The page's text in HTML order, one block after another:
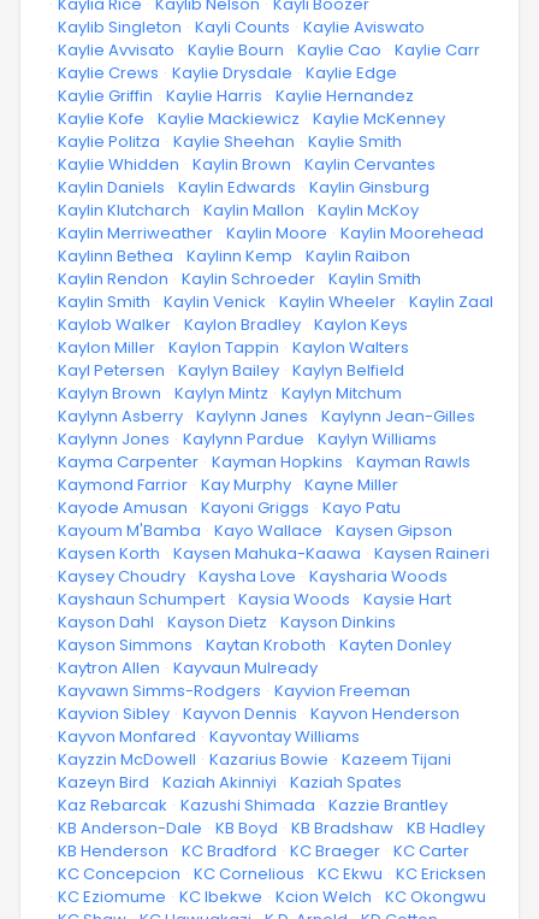
· Kaylib Singleton · Kayli Counts · Kaylie Aviswato
· Kaylie Avvisato · Kaylie Bourn · Kaylie Cao · Kaylie Carr
· Kaylie Crews · Kaylie Drysdale · Kaylie Edge
· Kaylie Griffin · Kaylie Harris · Kaylie Hernandez
· Kaylie Kofe · Kaylie Mackiewicz · Kaylie McKenney
· Kaylie Politza · Kaylie Sheehan · Kaylie Smith
· Kaylie Whidden · Kaylin Brown · Kaylin Cervantes
· Kaylin Daniels · Kaylin Edwards · Kaylin Ginsburg
· Kaylin Klutcharch · Kaylin Mallon · Kaylin McKoy
· Kaylin Merriweather · Kaylin Moore · Kaylin Moorehead
· Kaylinn Bethea · Kaylinn Kemp · Kaylin Raibon
· Kaylin Rendon · Kaylin Schroeder · Kaylin Smith
· Kaylin Smith · Kaylin Venick · Kaylin Wheeler · Kaylin Zaal
· Kaylob Walker · Kaylon Bradley · Kaylon Keys
· Kaylon Miller · Kaylon Tappin · Kaylon Walters
· Kayl Petersen · Kaylyn Bailey · Kaylyn Belfield
· Kaylyn Brown · Kaylyn Mintz · Kaylyn Mitchum
· Kaylynn Asberry · Kaylynn Janes · Kaylynn Jean-Gilles
· Kaylynn Jones · Kaylynn Pardue · Kaylyn Williams
· Kayma Carpenter · Kayman Hopkins · Kayman Rawls
· Kaymond Farrior · Kay Murphy · Kayne Miller
· Kayode Amusan · Kayoni Griggs · Kayo Patu
· Kayoum M'Bamba · Kayo Wallace · Kaysen Gipson
· Kaysen Korth · Kaysen Mahuka-Kaawa · Kaysen Raineri
· Kaysey Choudry · Kaysha Love · Kaysharia Woods
· Kayshaun Schumpert · Kaysia Woods · Kaysie Hart
· Kayson Dahl · Kayson Dietz · Kayson Dinkins
· Kayson Simmons · Kaytan Kroboth · Kayten Donley
· Kaytron Allen · Kayvaun Mulready
· Kayvawn Simms-Rodgers · Kayvion Freeman
· Kayvion Sibley · Kayvon Dennis · Kayvon Henderson
· Kayvon Monfared · Kayvontay Williams
· Kayzzin McDowell · Kazarius Bowie · Kazeem Tijani
· Kazeyn Bird · Kaziah Akinniyi · Kaziah Spates
· Kaz Rebarcak · Kazushi Shimada · Kazzie Brantley
· KB Anderson-Dale · KB Boyd · KB Bradshaw · KB Hadley
· KB Henderson · KC Bradford · KC Braeger · KC Carter
· KC Concepcion · KC Cornelious · KC Ekwu · KC Ericksen
· KC Eziomume · KC Ibekwe · Kcion Welch · KC Okongwu